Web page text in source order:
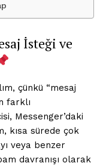
İsteği ve
çünkü “mesaj
farklı
Messenger’daki
kısa sürede çok
veya benzer
davranışı olarak